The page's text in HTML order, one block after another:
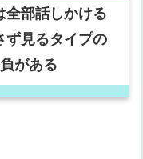
全部話しかける
ず見るタイプの
がある